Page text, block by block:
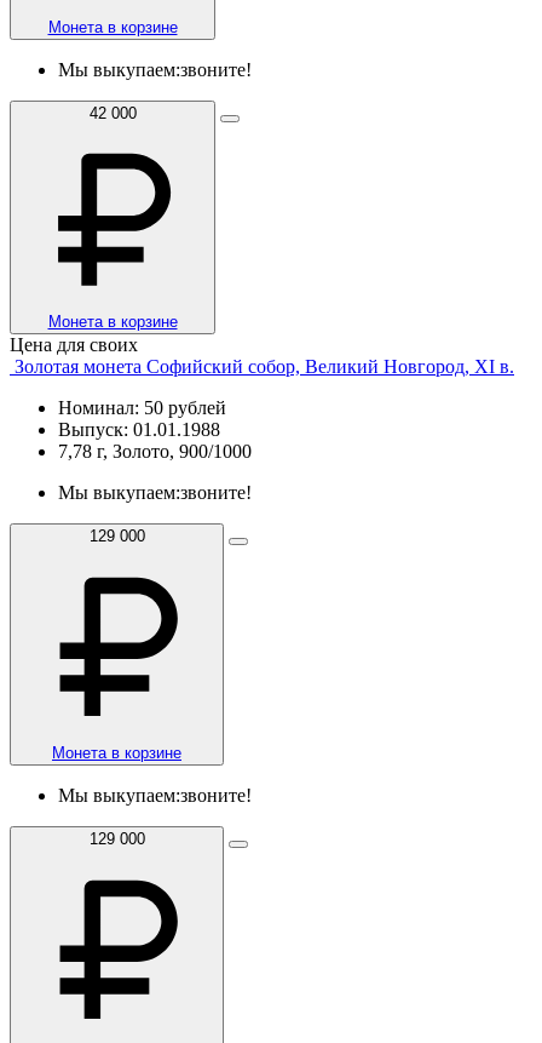
Монета в корзине
Мы выкупаем:звоните!
42 000
Монета в корзине
Цена для своих
Золотая монета Софийский собор, Великий Новгород, XI в.
Номинал: 50 рублей
Выпуск: 01.01.1988
7,78 г, Золото, 900/1000
Мы выкупаем:звоните!
129 000
Монета в корзине
Мы выкупаем:звоните!
129 000